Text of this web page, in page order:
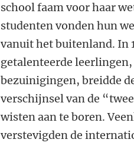
school faam voor haar
studenten vonden hun
vanuit het buitenland. In
getalenteerde
bezuinigingen, breidde
verschijnsel van de
wisten aan te boren.
verstevigden de